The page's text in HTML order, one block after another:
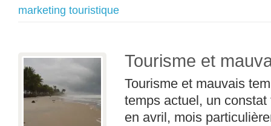
marketing touristique
Tourisme et
Tourisme et mauvais
temps actuel, un constat
en avril, mois